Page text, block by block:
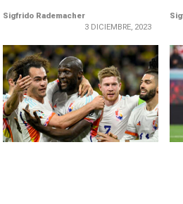
Sigfrido Rademacher
3 DICIEMBRE, 2023
LEER MÁS